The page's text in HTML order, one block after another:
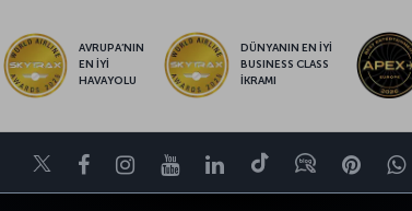
AVRUPA’NIN
EN İYİ
HAVAYOLU
DÜNYANIN EN İYİ
BUSINESS CLASS
İKRAMI
TwitterFacebookInstagram
YoutubeLinkedIn
TiktokBlog